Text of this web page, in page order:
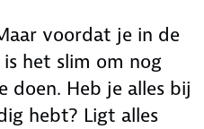
voordat je in de
het slim om nog
doen. Heb je alles bij
hebt? Ligt alles